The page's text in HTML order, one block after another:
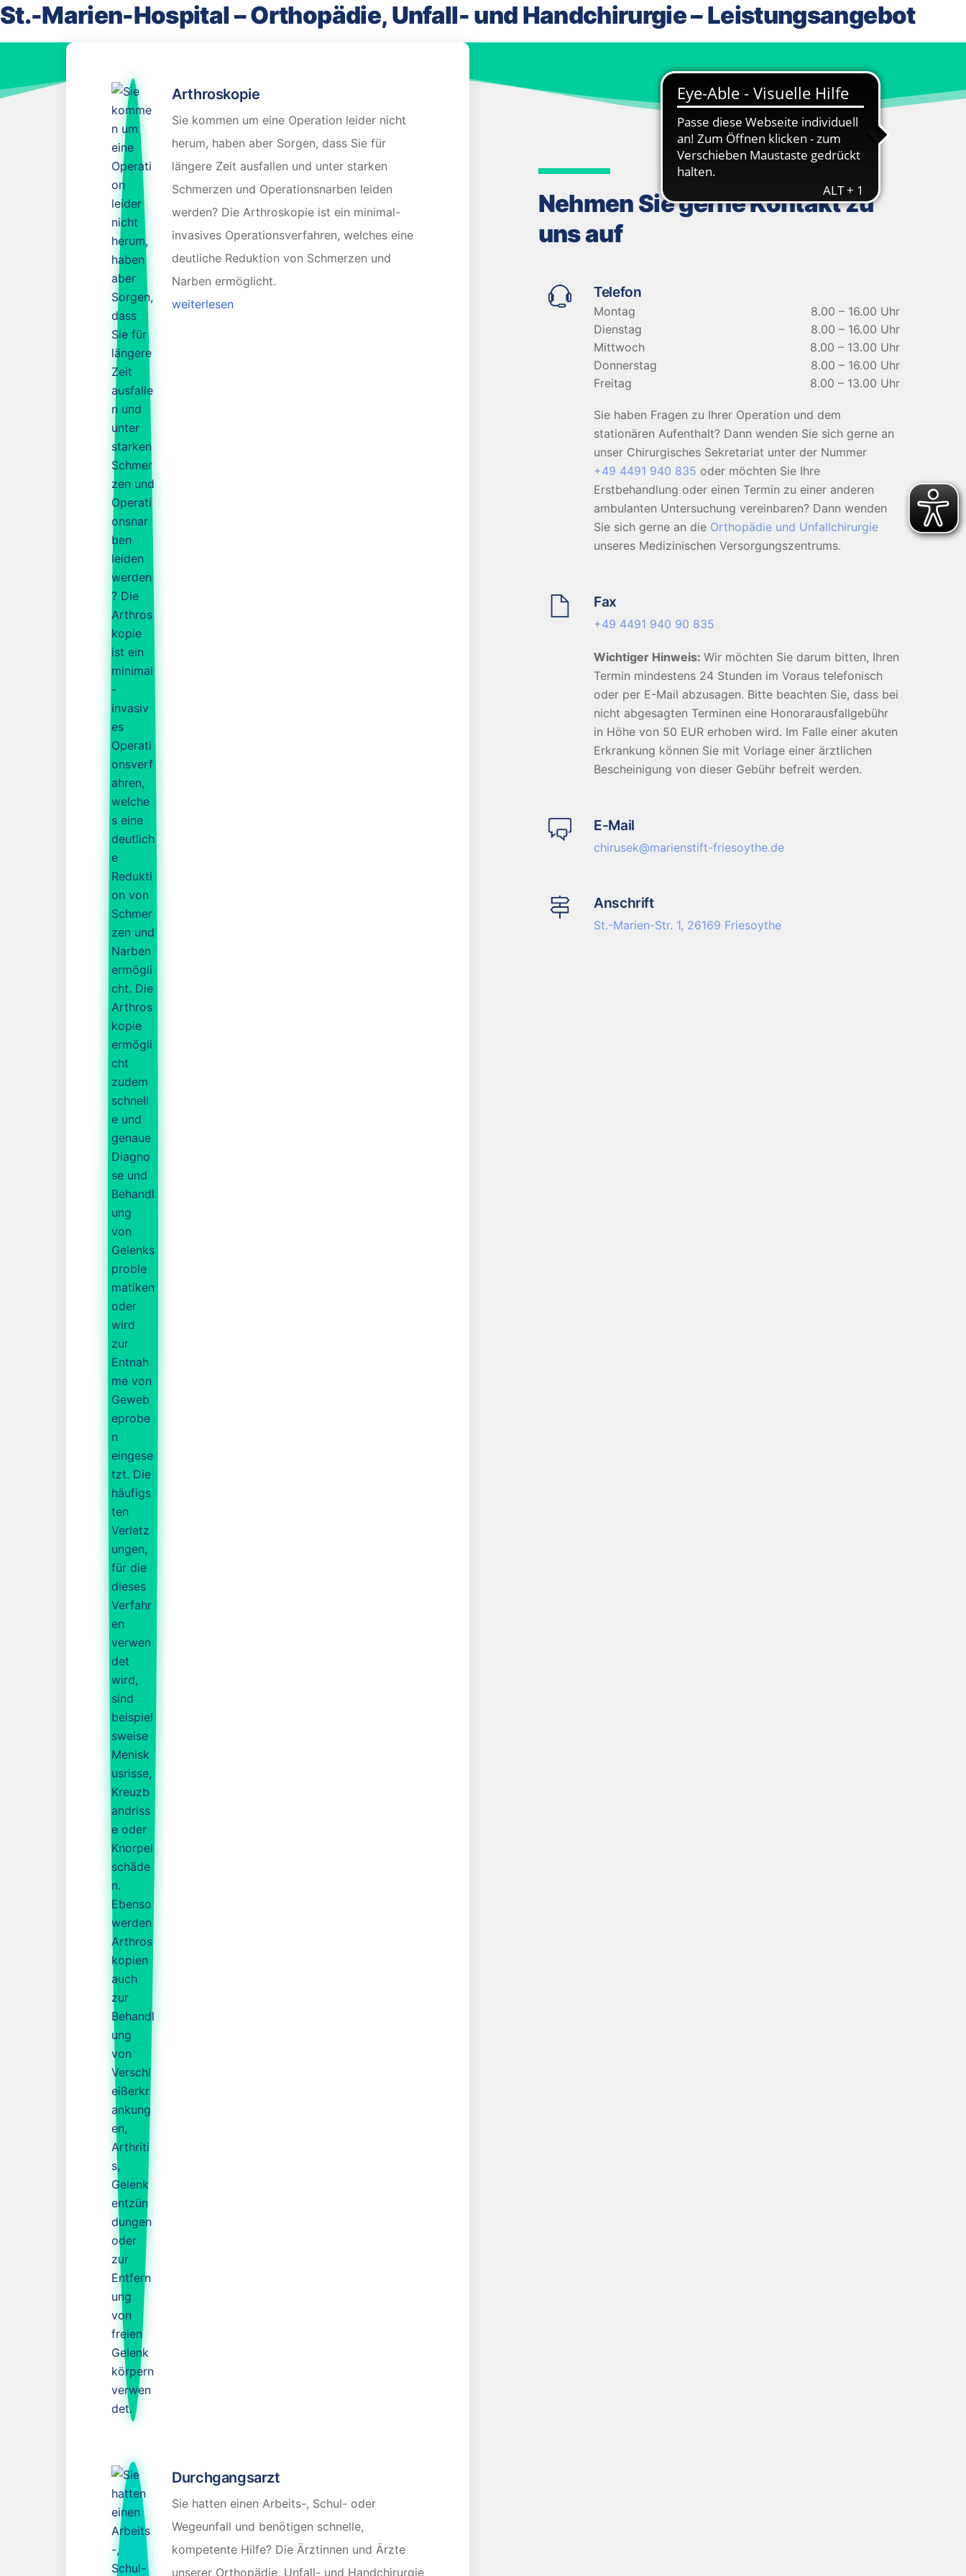
St.-Marien-Hospital – Orthopädie, Unfall- und Handchirurgie – Leistungsangebot
Nehmen Sie gerne Kontakt zu
uns auf
Telefon
Montag
Dienstag
Mittwoch
Donnerstag
Freitag
8.00 – 16.00 Uhr
8.00 – 16.00 Uhr
8.00 – 13.00 Uhr
8.00 – 16.00 Uhr
8.00 – 13.00 Uhr
Sie haben Fragen zu Ihrer Operation und dem
stationären Aufenthalt? Dann wenden Sie sich gerne an
unser Chirurgisches Sekretariat unter der Nummer
+49 4491 940 835 oder möchten Sie Ihre
Erstbehandlung oder einen Termin zu einer anderen
ambulanten Untersuchung vereinbaren? Dann wenden
Sie sich gerne an die Orthopädie und Unfallchirurgie
unseres Medizinischen Versorgungszentrums.
Fax
+49 4491 940 90 835
Wichtiger Hinweis:Wir möchten Sie darum bitten, Ihren
Termin mindestens 24 Stunden im Voraus telefonisch
oder per E-Mail abzusagen. Bitte beachten Sie, dass bei
nicht abgesagten Terminen eine Honorarausfallgebühr
in Höhe von 50 EUR erhoben wird. Im Falle einer akuten
Erkrankung können Sie mit Vorlage einer ärztlichen
Bescheinigung von dieser Gebühr befreit werden.
E-Mail
chirusek@marienstift-friesoythe.de
Anschrift
St.-Marien-Str. 1, 26169 Friesoythe
Arthroskopie
Sie kommen um eine Operation leider nicht
herum, haben aber Sorgen, dass Sie für
längere Zeit ausfallen und unter starken
Schmerzen und Operationsnarben leiden
werden? Die Arthroskopie ist ein minimal-
invasives Operationsverfahren, welches eine
deutliche Reduktion von Schmerzen und
Narben ermöglicht.
weiterlesen
Durchgangsarzt
Sie hatten einen Arbeits-, Schul- oder
Wegeunfall und benötigen schnelle,
kompetente Hilfe? Die Ärztinnen und Ärzte
unserer Orthopädie, Unfall- und Handchirurgie